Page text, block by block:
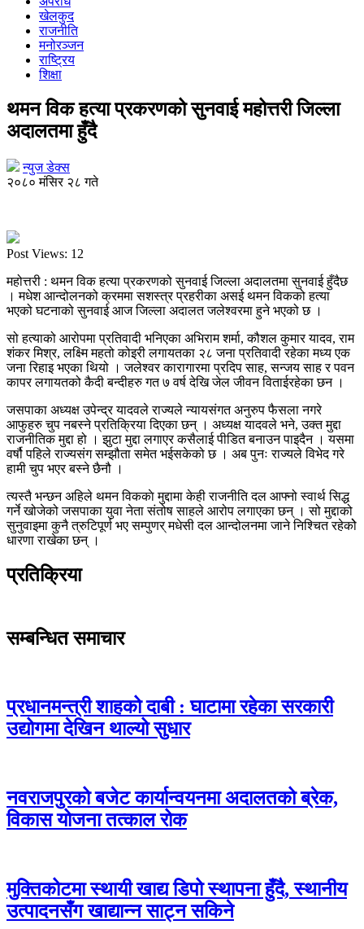
खेलकुद
राजनीति
मनोरञ्जन
राष्ट्रिय
शिक्षा
थमन विक हत्या प्रकरणको सुनवाई महोत्तरी जिल्ला
अदालतमा हुँदै
न्युज डेक्स
२०८० मंसिर २८ गते
Post Views: 12
महोत्तरी : थमन विक हत्या प्रकरणको सुनवाई जिल्ला अदालतमा सुनवाई हुँदैछ
। मधेश आन्दोलनको क्रममा सशस्त्र प्रहरीका असई थमन विकको हत्या
भएको घटनाको सुनवाई आज जिल्ला अदालत जलेश्वरमा हुने भएको छ ।
सो हत्याको आरोपमा प्रतिवादी भनिएका अभिराम शर्मा, कौशल कुमार यादव, राम
शंकर मिश्र, लक्ष्मि महतो कोइरी लगायतका २८ जना प्रतिवादी रहेका मध्य एक
जना रिहाइ भएका थियो । जलेश्वर कारागारमा प्रदिप साह, सन्जय साह र पवन
कापर लगायतको कैदी बन्दीहरु गत ७ वर्ष देखि जेल जीवन विताईरहेका छन ।
जसपाका अध्यक्ष उपेन्द्र यादवले राज्यले न्यायसंगत अनुरुप फैसला नगरे
आफुहरु चुप नबस्ने प्रतिक्रिया दिएका छन् । अध्यक्ष यादवले भने, उक्त मुद्दा
राजनीतिक मुद्दा हो । झुटा मुद्दा लगाएर कसैलाई पीडित बनाउन पाइदैन । यसमा
वर्षौ पहिले राज्यसंग सम्झौता समेत भईसकेको छ । अब पुनः राज्यले विभेद गरे
हामी चुप भएर बस्ने छैनौ ।
त्यस्तै भन्छन अहिले थमन विककाे मुद्दामा केही राजनीति दल आफ्नो स्वार्थ सिद्ध
गर्ने खोजेको जसपाका युवा नेता संतोष साहले आरोप लगाएका छन् । सो मुद्दाको
सुनुवाइमा कुनै त्रुटिपूर्ण भए सम्पुणर् मधेसी दल आन्दोलनमा जाने निश्चित रहेकोे
धारणा राखेका छन् ।
प्रतिक्रिया
सम्बन्धित समाचार
प्रधानमन्त्री शाहको दाबी : घाटामा रहेका सरकारी
उद्योगमा देखिन थाल्यो सुधार
नवराजपुरको बजेट कार्यान्वयनमा अदालतको ब्रेक,
विकास योजना तत्काल रोक
मुक्तिकोटमा स्थायी खाद्य डिपो स्थापना हुँदै, स्थानीय
उत्पादनसँग खाद्यान्न साट्न सकिने